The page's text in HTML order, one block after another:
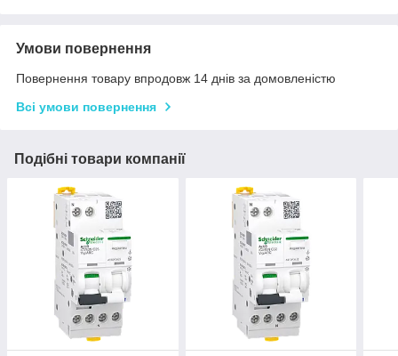
Умови повернення
Повернення товару впродовж 14 днів за домовленістю
Всі умови повернення
Подібні товари компанії